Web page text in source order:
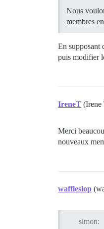
Nous
membres
En supposant
puis modifier
IreneT (Irene
Merci
nouveaux
waffleslop
simon: